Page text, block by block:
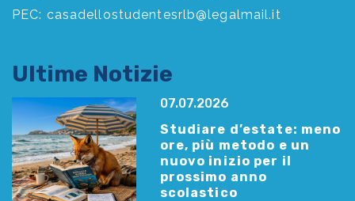
PEC: casadellostudentesrlb@legalmail.it
Ultime Notizie
07.07.2026
Studiare d’estate: meno
ore, più metodo e un
nuovo inizio per il
prossimo anno
scolastico